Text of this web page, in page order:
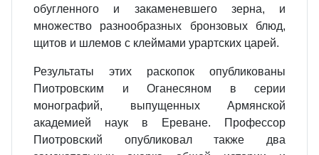
обугленного и закаменевшего зерна, и
множество разнообразных бронзовых блюд,
щитов и шлемов с клеймами урартских царей.
Результаты этих раскопок опубликованы
Пиотровским и Оганесяном в серии
монографий, выпущенных Армянской
академией наук в Ереване. Профессор
Пиотровский опубликовал также два